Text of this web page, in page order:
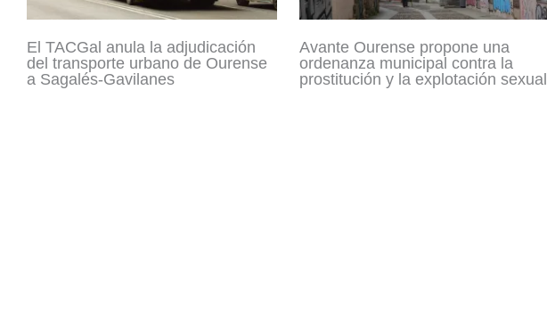
El TACGal anula la adjudicación
del transporte urbano de Ourense
a Sagalés-Gavilanes
Avante Ourense propone una
ordenanza municipal contra la
prostitución y la explotación sexual